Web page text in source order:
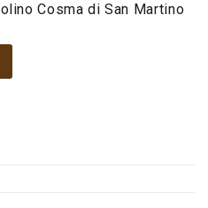
Cosma di San Martino